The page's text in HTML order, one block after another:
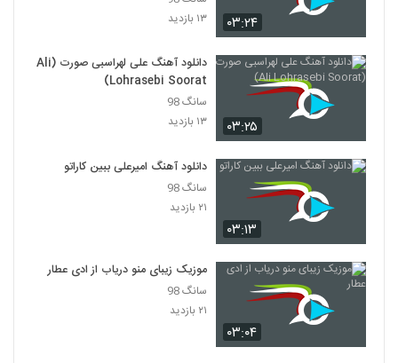
۶۱۶ بازدید
آهنگ فکر تو از محسن یگانه(پاپ)
131
آهنگ مهدی احمدوند بنام دیوار
۲,۱۳۳ بازدید
دانلود آهنگ مصطفی پاشایی فقط عشق
۱,۰۱۵ بازدید
دانلود آهنگ محمدرضا شعبان زاده اینجوری
۰۳:۲۴
۱۳ بازدید
۰۳:۲۵
دانلود آهنگ علی لهراسبی صورت (Ali
Lohrasebi Soorat)
سانگ 98
۱۳ بازدید
۰۳:۱۳
دانلود آهنگ امیرعلی ببین کاراتو
سانگ 98
۲۱ بازدید
۰۳:۰۴
موزیک زیبای منو دریاب از ادی عطار
سانگ 98
۲۱ بازدید